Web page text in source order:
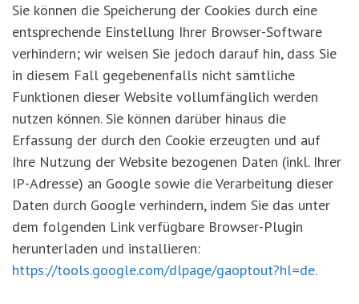
Sie können die Speicherung der Cookies durch eine
entsprechende Einstellung Ihrer Browser-Software
verhindern; wir weisen Sie jedoch darauf hin, dass Sie
in diesem Fall gegebenenfalls nicht sämtliche
Funktionen dieser Website vollumfänglich werden
nutzen können. Sie können darüber hinaus die
Erfassung der durch den Cookie erzeugten und auf
Ihre Nutzung der Website bezogenen Daten (inkl. Ihrer
IP-Adresse) an Google sowie die Verarbeitung dieser
Daten durch Google verhindern, indem Sie das unter
dem folgenden Link verfügbare Browser-Plugin
herunterladen und installieren:
https://tools.google.com/dlpage/gaoptout?hl=de.